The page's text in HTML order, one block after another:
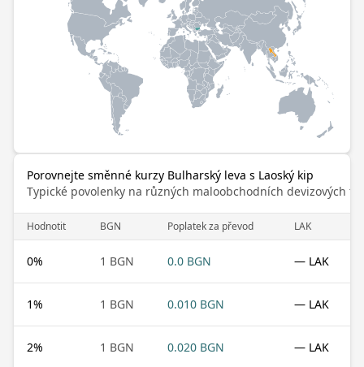
Porovnejte směnné kurzy Bulharský leva s Laoský kip
Typické povolenky na různých maloobchodních devizových
Hodnotit BGN Poplatek za převod LAK
0% 1 BGN 0.0 BGN — LAK
1% 1 BGN 0.010 BGN — LAK
2% 1 BGN 0.020 BGN — LAK